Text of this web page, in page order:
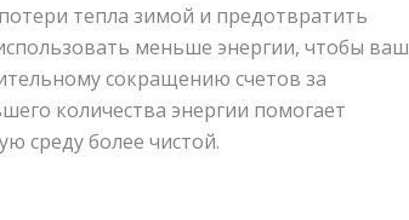
тепла зимой и предотвратить
меньше энергии, чтобы ваш
сокращению счетов за
количества энергии помогает
среду более чистой.